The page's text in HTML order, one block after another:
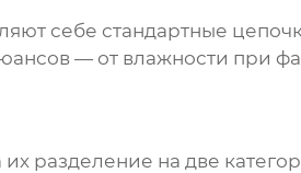
себе стандартные
— от влажности при
их разделение на две